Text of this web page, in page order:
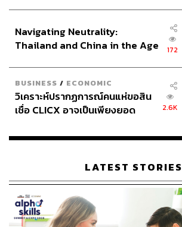
Navigating Neutrality:
Thailand and China in the Age
172
BUSINESS / ECONOMIC
วิเคราะห์ปรากฏการณ์คนแห่ขอสิน
เชื่อ CLICX อาจเป็นเพียงยอด
เรือนไทยที่ถูกซุกไว้
2.6K
LATEST STORIES